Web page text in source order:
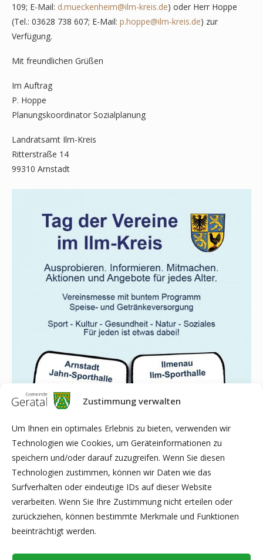
Zustimmung verwalten
Um Ihnen ein optimales Erlebnis zu bieten, verwenden wir
Technologien wie Cookies, um Geräteinformationen zu
speichern und/oder darauf zuzugreifen. Wenn Sie diesen
Technologien zustimmen, können wir Daten wie das
Surfverhalten oder eindeutige IDs auf dieser Website
verarbeiten. Wenn Sie Ihre Zustimmung nicht erteilen oder
zurückziehen, können bestimmte Merkmale und Funktionen
beeinträchtigt werden.
109; E-Mail: d.mueckenheim@ilm-kreis.de) oder Herr Hoppe
(Tel.: 03628 738 607; E-Mail: p.hoppe@ilm-kreis.de) zur
Verfügung.
Mit freundlichen Grüßen
Im Auftrag
P. Hoppe
Planungskoordinator Sozialplanung
Landratsamt Ilm-Kreis
Ritterstraße 14
99310 Arnstadt